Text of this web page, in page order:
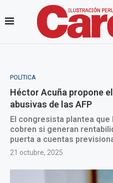
POLÍTICA
Héctor Acuña propone
abusivas de las AFP
El congresista plantea
cobren si generan
puerta a cuentas
21 octubre, 2025